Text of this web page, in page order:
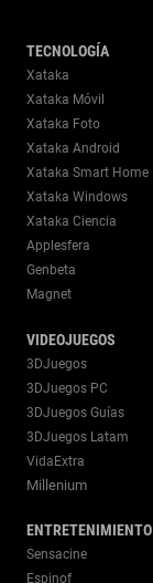
TECNOLOGÍA
Xataka
Xataka Móvil
Xataka Foto
Xataka Android
Xataka Smart Home
Xataka Windows
Xataka Ciencia
Applesfera
Genbeta
Magnet
VIDEOJUEGOS
3DJuegos
3DJuegos PC
3DJuegos Guías
3DJuegos Latam
VidaExtra
Millenium
ENTRETENIMIENTO
Sensacine
Espinof